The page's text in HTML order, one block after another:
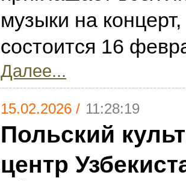
музыки на
состоится 16
Далее...
15.02.2026 / 11:28:19
Польский
центр